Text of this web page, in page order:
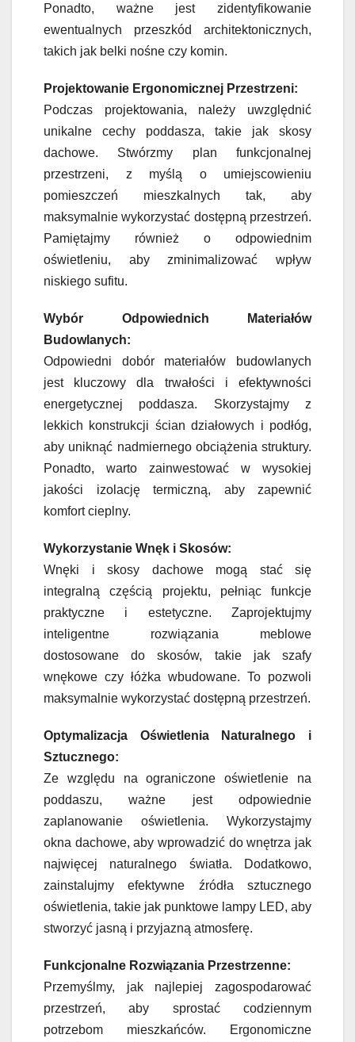
Ponadto, ważne jest zidentyfikowanie
ewentualnych przeszkód architektonicznych,
takich jak belki nośne czy komin.
Projektowanie Ergonomicznej Przestrzeni:
Podczas projektowania, należy uwzględnić
unikalne cechy poddasza, takie jak skosy
dachowe. Stwórzmy plan funkcjonalnej
przestrzeni, z myślą o umiejscowieniu
pomieszczeń mieszkalnych tak, aby
maksymalnie wykorzystać dostępną przestrzeń.
Pamiętajmy również o odpowiednim
oświetleniu, aby zminimalizować wpływ
niskiego sufitu.
Wybór Odpowiednich Materiałów
Budowlanych:
Odpowiedni dobór materiałów budowlanych
jest kluczowy dla trwałości i efektywności
energetycznej poddasza. Skorzystajmy z
lekkich konstrukcji ścian działowych i podłóg,
aby uniknąć nadmiernego obciążenia struktury.
Ponadto, warto zainwestować w wysokiej
jakości izolację termiczną, aby zapewnić
komfort cieplny.
Wykorzystanie Wnęk i Skosów:
Wnęki i skosy dachowe mogą stać się
integralną częścią projektu, pełniąc funkcje
praktyczne i estetyczne. Zaprojektujmy
inteligentne rozwiązania meblowe
dostosowane do skosów, takie jak szafy
wnękowe czy łóżka wbudowane. To pozwoli
maksymalnie wykorzystać dostępną przestrzeń.
Optymalizacja Oświetlenia Naturalnego i
Sztucznego:
Ze względu na ograniczone oświetlenie na
poddaszu, ważne jest odpowiednie
zaplanowanie oświetlenia. Wykorzystajmy
okna dachowe, aby wprowadzić do wnętrza jak
najwięcej naturalnego światła. Dodatkowo,
zainstalujmy efektywne źródła sztucznego
oświetlenia, takie jak punktowe lampy LED, aby
stworzyć jasną i przyjazną atmosferę.
Funkcjonalne Rozwiązania Przestrzenne:
Przemyślmy, jak najlepiej zagospodarować
przestrzeń, aby sprostać codziennym
potrzebom mieszkańców. Ergonomiczne